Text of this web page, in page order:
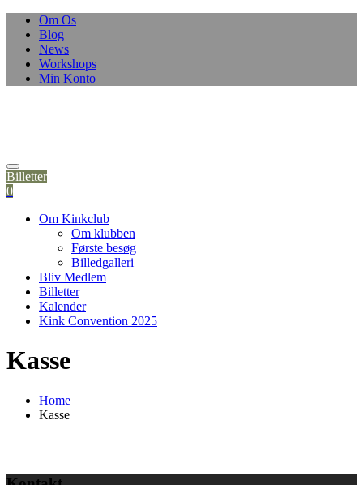
Om Os
Blog
News
Workshops
Min Konto
Billetter
0
Om Kinkclub
Om klubben
Første besøg
Billedgalleri
Bliv Medlem
Billetter
Kalender
Kink Convention 2025
Kasse
Home
Kasse